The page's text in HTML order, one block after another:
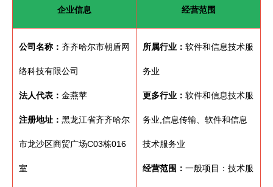
企业信息 经营范围
公司名称： 齐齐哈尔市朝盾网
络科技有限公司
法人代表： 金燕苹
注册地址： 黑龙江省齐齐哈尔
市龙沙区商贸广场C03栋016
室
所属行业： 软件和信息技术服
务业
更多行业： 软件和信息技术服
务业,信息传输、软件和信息
技术服务业
经营范围： 一般项目：技术服